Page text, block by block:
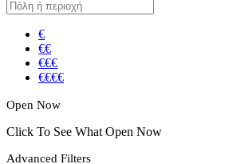
€
€€
€€€
€€€€
Open Now
Click To See What Open Now
Advanced Filters